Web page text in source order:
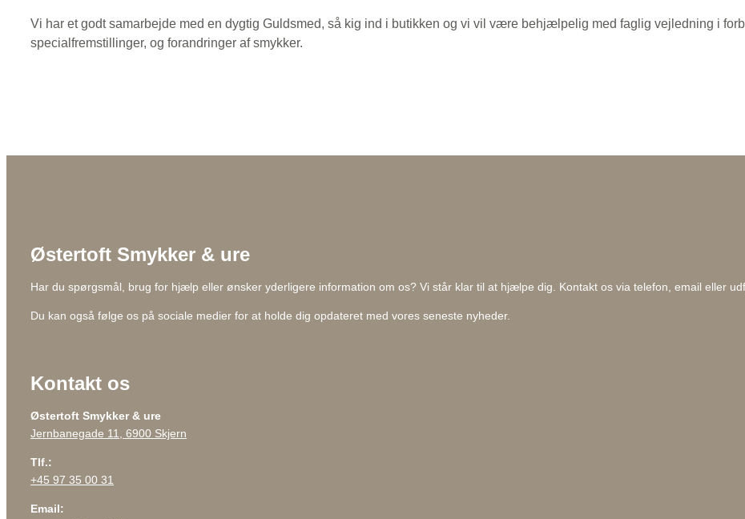
Vi har et godt samarbejde med en dygtig Guldsmed, så kig ind i butikken og vi vil være behjælpelig med faglig vejledning i
specialfremstillinger, og forandringer af smykker.
Østertoft Smykker & ure
Har du spørgsmål, brug for hjælp eller ønsker yderligere information om os? Vi står klar til at hjælpe dig. Kontakt os via telefon, email eller
Du kan også følge os på sociale medier for at holde dig opdateret med vores seneste nyheder.
Kontakt os
Østertoft Smykker & ure
Jernbanegade 11, 6900 Skjern
Tlf.:
+45 97 35 00 31
Email: